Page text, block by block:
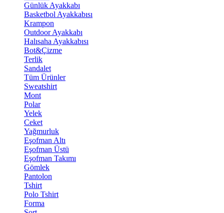
Günlük Ayakkabı
Basketbol Ayakkabısı
Krampon
Outdoor Ayakkabı
Halısaha Ayakkabısı
Bot&Çizme
Terlik
Sandalet
Tüm Ürünler
Sweatshirt
Mont
Polar
Yelek
Ceket
Yağmurluk
Eşofman Altı
Eşofman Üstü
Eşofman Takımı
Gömlek
Pantolon
Tshirt
Polo Tshirt
Forma